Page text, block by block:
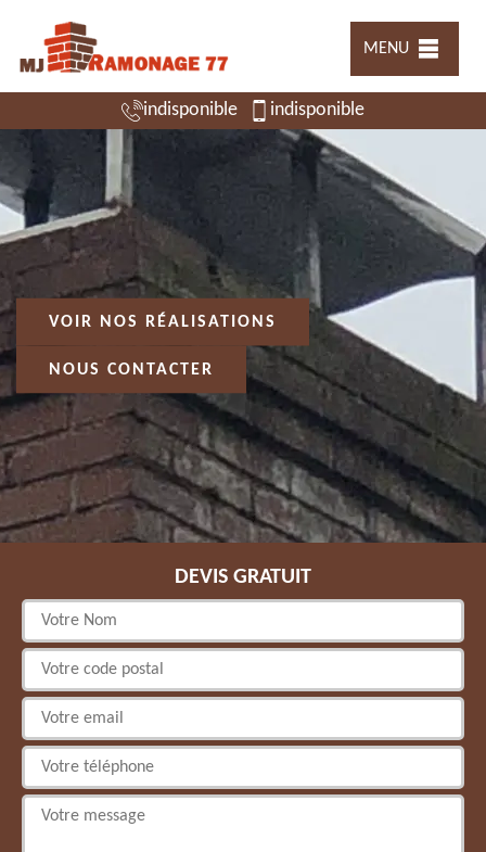
MENU
indisponible indisponible
VOIR NOS RÉALISATIONS
NOUS CONTACTER
DEVIS GRATUIT